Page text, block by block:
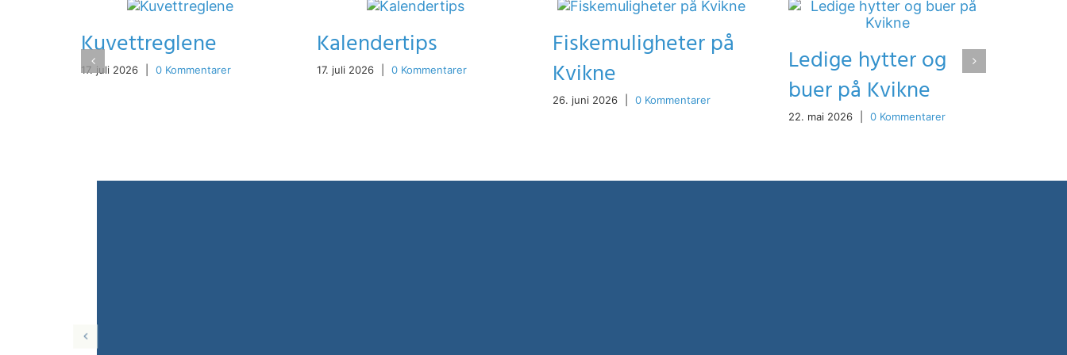
Kuvettreglene
17. juli 2026 0 Kommentarer
Kalendertips
17. juli 2026 0 Kommentarer
Fiskemuligheter på
Kvikne
26. juni 2026 0 Kommentarer
Ledige hytter og
buer på Kvikne
22. mai 2026 0 Kommentarer